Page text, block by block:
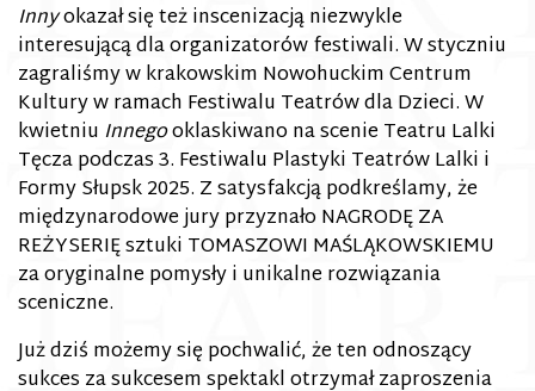
Innyokazał się też inscenizacją niezwykle
interesującą dla organizatorów festiwali. W styczniu
zagraliśmy w krakowskim Nowohuckim Centrum
Kultury w ramach Festiwalu Teatrów dla Dzieci. W
kwietniu Innegooklaskiwano na scenie Teatru Lalki
Tęcza podczas 3. Festiwalu Plastyki Teatrów Lalki i
Formy Słupsk 2025. Z satysfakcją podkreślamy, że
międzynarodowe jury przyznało NAGRODĘ ZA
REŻYSERIĘ sztuki TOMASZOWI MAŚLĄKOWSKIEMU
za oryginalne pomysły i unikalne rozwiązania
sceniczne.
Już dziś możemy się pochwalić, że ten odnoszący
sukces za sukcesem spektakl otrzymał zaproszenia